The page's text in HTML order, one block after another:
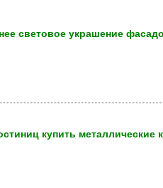
световое украшение
купить металлические